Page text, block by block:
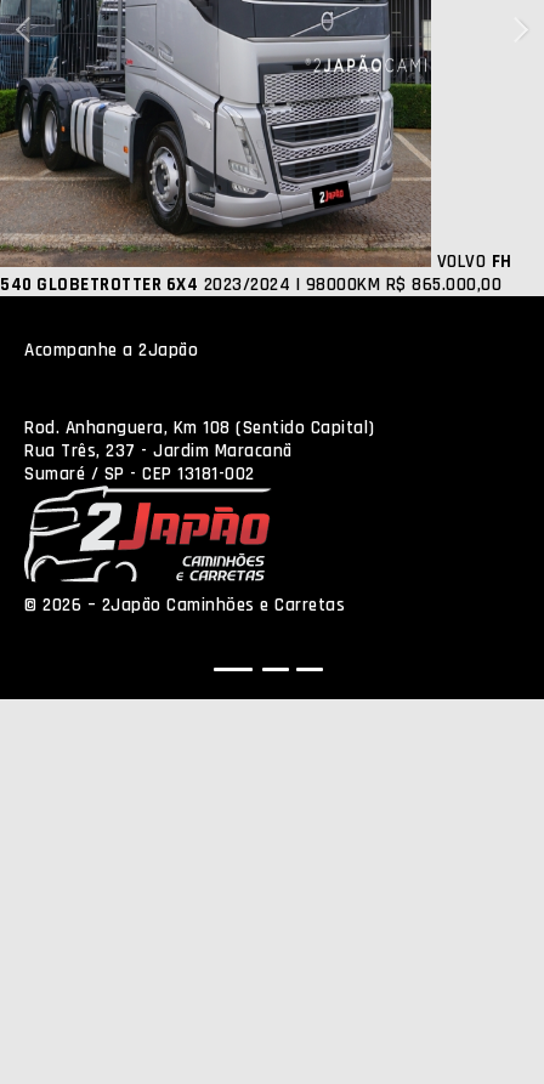
VOLVO FH
540 GLOBETROTTER 6X4 2023/2024 | 98000KM R$ 865.000,00
Acompanhe a 2Japão
Rod. Anhanguera, Km 108 (Sentido Capital)
Rua Três, 237 - Jardim Maracanã
Sumaré / SP - CEP 13181-002
© 2026 – 2Japão Caminhões e Carretas